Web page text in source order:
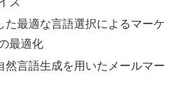
た最適な言語選択によるマーケ
最適化
然言語生成を用いたメールマー